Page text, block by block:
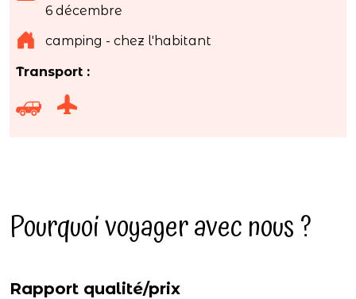
6 décembre
camping - chez l'habitant
Transport :
Pourquoi voyager avec nous ?
Rapport qualité/prix